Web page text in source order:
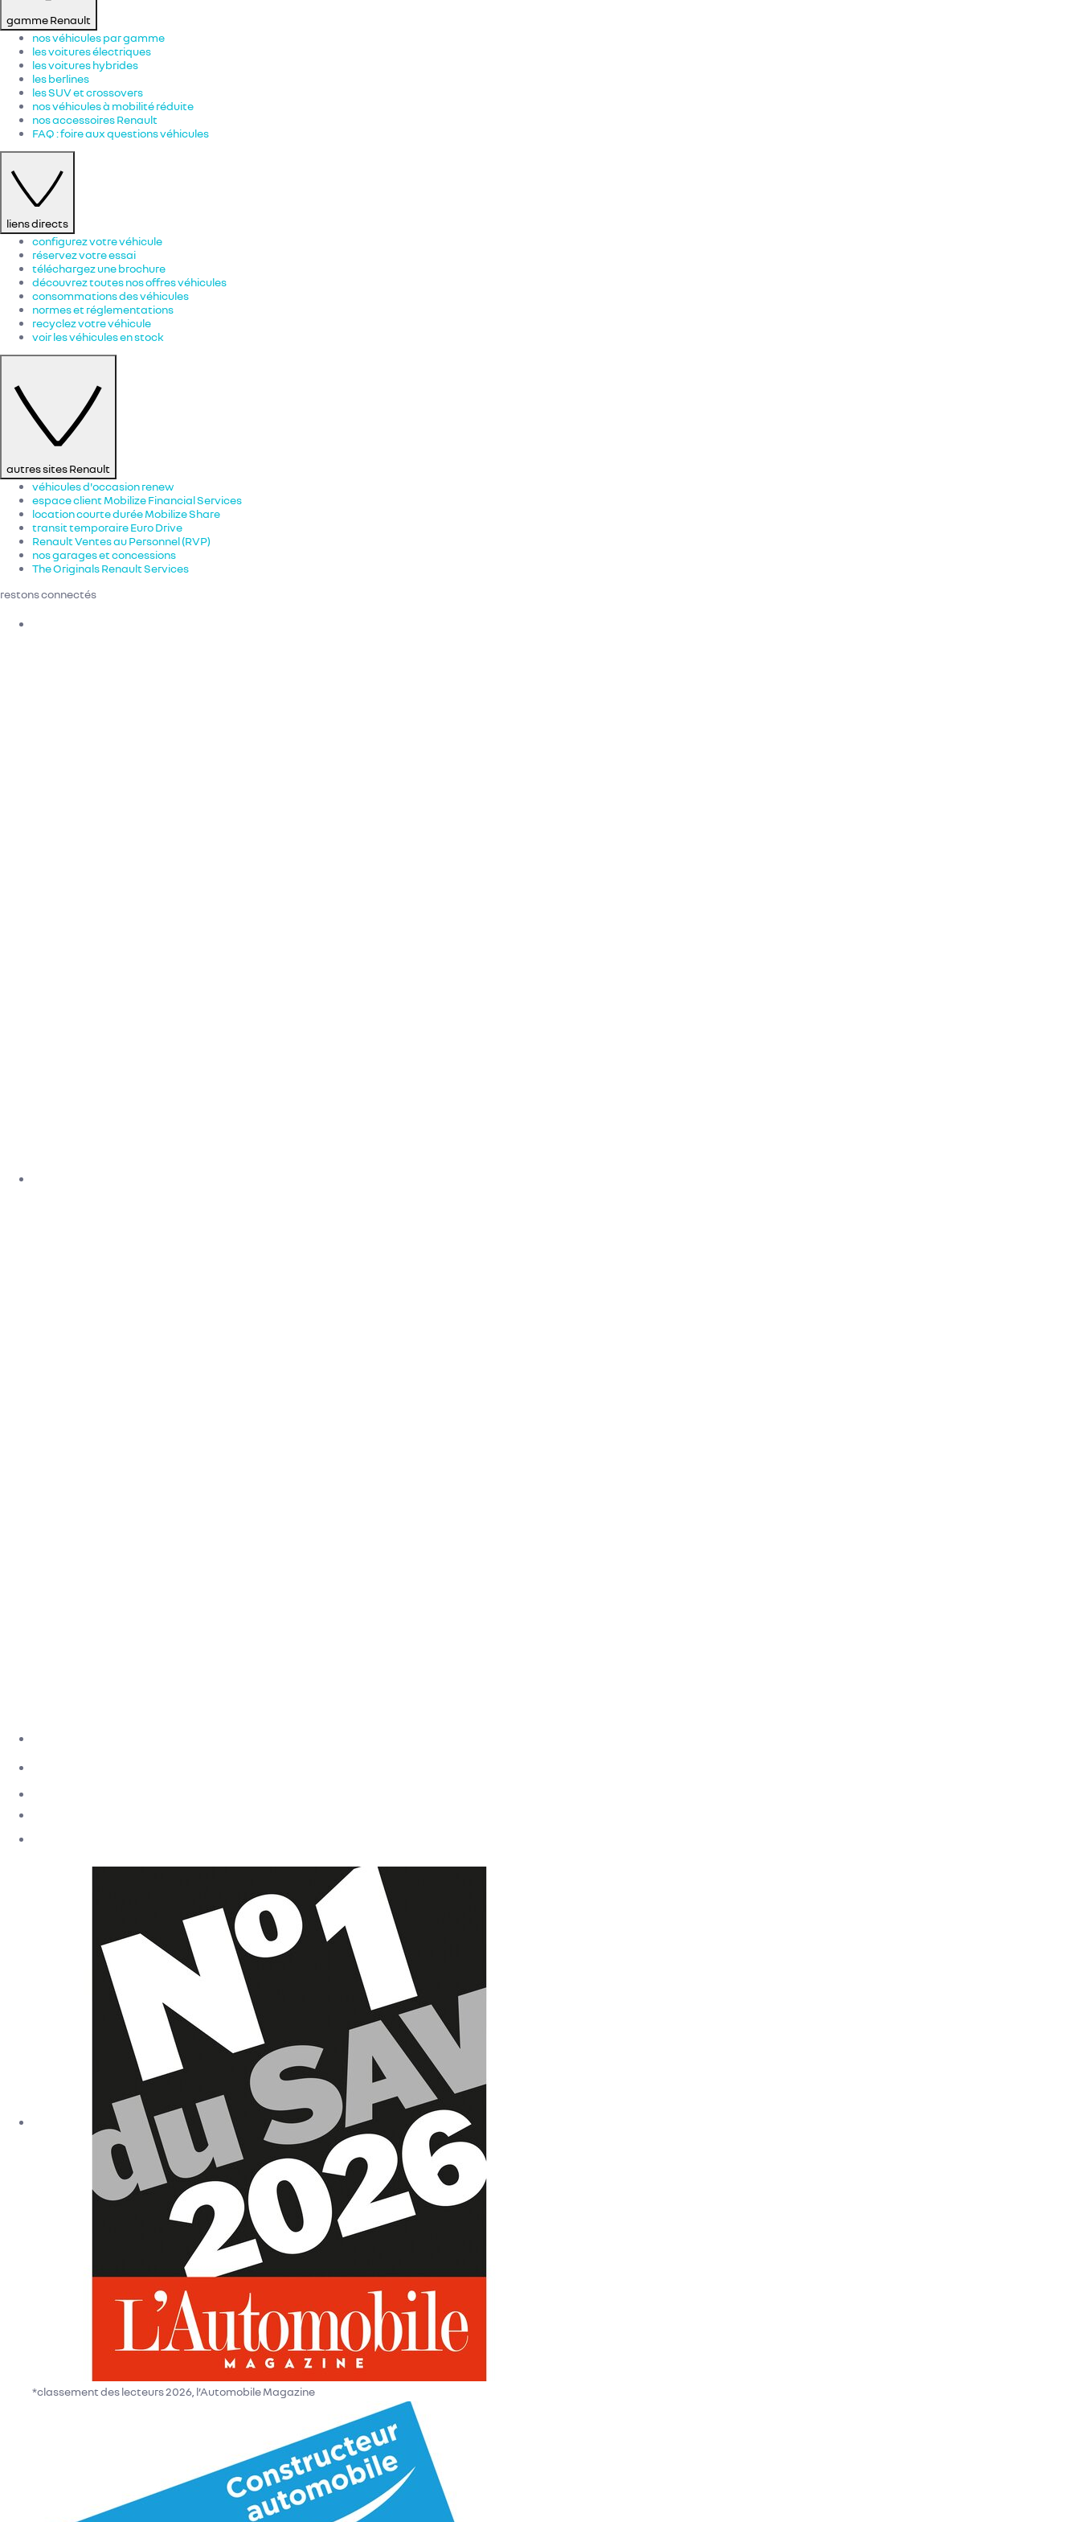
gamme Renault
nos véhicules par gamme
les voitures électriques
les voitures hybrides
les berlines
les SUV et crossovers
nos véhicules à mobilité réduite
nos accessoires Renault​
FAQ : foire aux questions véhicules
liens directs
configurez votre véhicule
réservez votre essai
téléchargez une brochure
découvrez toutes nos offres véhicules
consommations des véhicules
normes et réglementations
recyclez votre véhicule
voir les véhicules en stock
autres sites Renault
véhicules d'occasion renew
espace client Mobilize Financial Services
location courte durée Mobilize Share
transit temporaire Euro Drive
Renault Ventes au Personnel (RVP)
nos garages et concessions
The Originals Renault Services
restons connectés
*classement des lecteurs 2026, l’Automobile Magazine